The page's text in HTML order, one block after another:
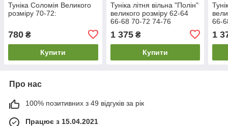
Туніка Соломія Великого
розміру 70-72:
780 ₴
Купити
Туніка літня вільна "Полін"
великого розміру 62-64
66-68 70-72 74-76
1 375₴
Купити
66-
1
Про нас
100% позитивних з 49 відгуків за рік
Працює з 15.04.2021